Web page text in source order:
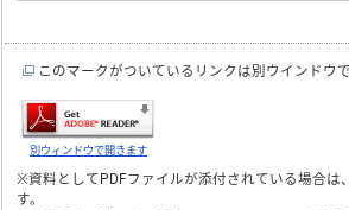
このマークがついているリンクは別ウインドウ
別ウィンドウで開きます
※資料としてPDFファイルが添付されている場合は
す。